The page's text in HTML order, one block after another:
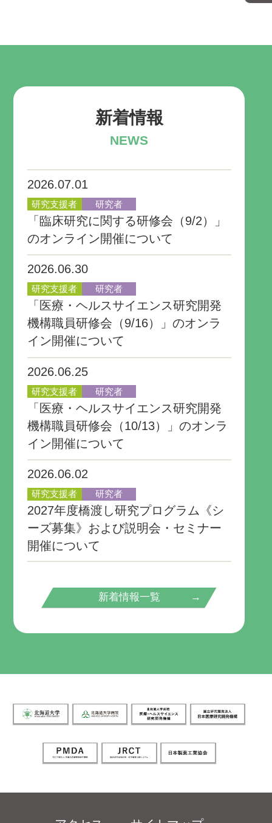
新着情報
NEWS
2026.07.01
研究支援者 研究者
「臨床研究に関する研修会（9/2）」
のオンライン開催について
2026.06.30
研究支援者 研究者
「医療・ヘルスサイエンス研究開発
機構職員研修会（9/16）」のオンラ
イン開催について
2026.06.25
研究支援者 研究者
「医療・ヘルスサイエンス研究開発
機構職員研修会（10/13）」のオンラ
イン開催について
2026.06.02
研究支援者 研究者
2027年度橋渡し研究プログラム《シ
ーズ募集》および説明会・セミナー
開催について
新着情報一覧